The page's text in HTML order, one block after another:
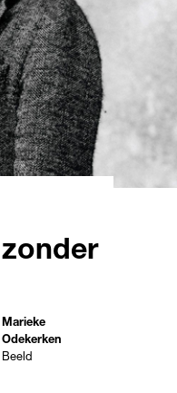
Marieke
Odekerken
Beeld